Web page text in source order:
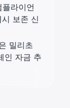
라이언
보존 신
밀리초
인 자금 추